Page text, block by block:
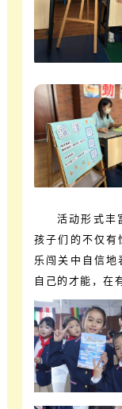
活动形式丰
孩子们的不仅有
乐闯关中自信地
自己的才能，在